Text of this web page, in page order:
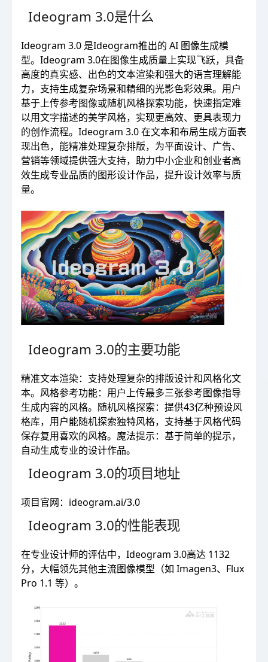
Ideogram 3.0是什么
Ideogram 3.0 是Ideogram推出的 AI 图像生成模
型。Ideogram 3.0在图像生成质量上实现飞跃，具备
高度的真实感、出色的文本渲染和强大的语言理解能
力，支持生成复杂场景和精细的光影色彩效果。用户
基于上传参考图像或随机风格探索功能，快速指定难
以用文字描述的美学风格，实现更高效、更具表现力
的创作流程。Ideogram 3.0 在文本和布局生成方面表
现出色，能精准处理复杂排版，为平面设计、广告、
营销等领域提供强大支持，助力中小企业和创业者高
效生成专业品质的图形设计作品，提升设计效率与质
量。
Ideogram 3.0的主要功能
精准文本渲染：支持处理复杂的排版设计和风格化文
本。风格参考功能：用户上传最多三张参考图像指导
生成内容的风格。随机风格探索：提供43亿种预设风
格库，用户能随机探索独特风格，支持基于风格代码
保存复用喜欢的风格。魔法提示：基于简单的提示，
自动生成专业的设计作品。
Ideogram 3.0的项目地址
项目官网：ideogram.ai/3.0
Ideogram 3.0的性能表现
在专业设计师的评估中，Ideogram 3.0高达 1132
分，大幅领先其他主流图像模型（如 Imagen3、Flux
Pro 1.1 等）。